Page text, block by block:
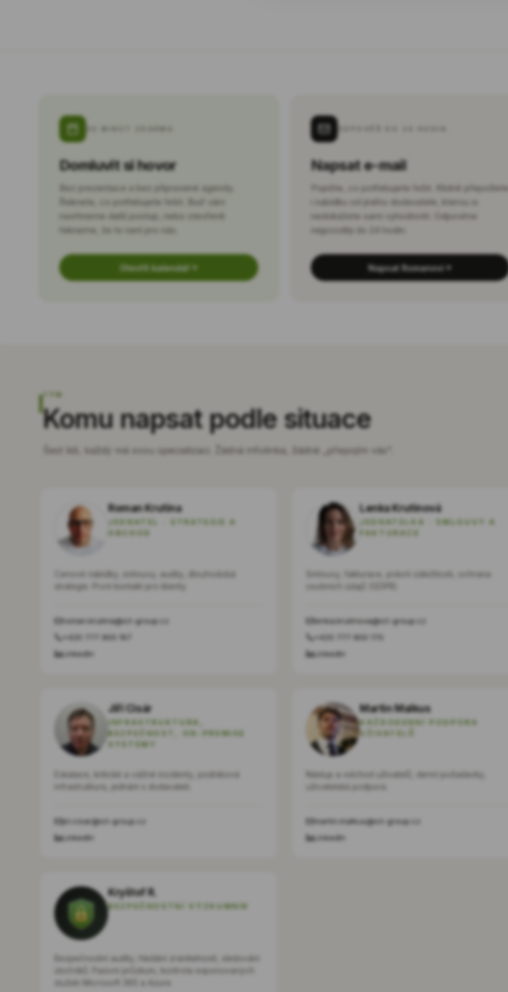
Domluvit si hovor
Bez prezentace a bez připravené agendy.
Řeknete, co potřebujete řešit. Buď vám
navrhneme další postup, nebo otevřeně
řekneme, že to není pro nás.
Otevřít kalendář
Napsat e-mail
Popište, co potřebujete řešit. Klidně přepošlete
i nabídku od jiného dodavatele, kterou si
nedokážete sami vyhodnotit. Odpovíme
nejpozději do 24 hodin.
Napsat Romanovi
TÝM
Komu napsat podle situace
Šest lidí, každý má svou specializaci. Žádná infolinka, žádné „přepojím vás".
Roman Krutina
JEDNATEL · STRATEGIE A
OBCHOD
strategie. První kontakt pro klienty.
roman.krutina@ict-group.cz
+420 777 800 167
LinkedIn
Lenka Krutinová
JEDNATELKA · SMLOUVY A
FAKTURACE
osobních údajů (GDPR).
lenka.krutinova@ict-group.cz
+420 777 800 170
LinkedIn
Jiří Cisár
INFRASTRUKTURA,
BEZPEČNOST, ON-PREMISE
SYSTÉMY
jiri.cisar@ict-group.cz
LinkedIn
Martin Malkus
KAŽDODENNÍ PODPORA
UŽIVATELŮ
Nástup a odchod uživatelů, denní požadavky,
martin.malkus@ict-group.cz
LinkedIn
Kryštof R.
BEZPEČNOSTNÍ VÝZKUMNÍK